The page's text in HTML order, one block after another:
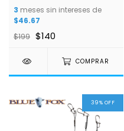
3 meses sin intereses de
$46.67
$199 $140
COMPRAR
39% OFF